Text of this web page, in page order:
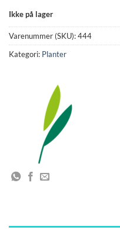
Ikke på lager
Varenummer (SKU):444
Kategori: Planter